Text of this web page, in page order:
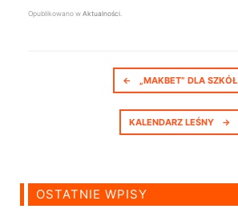
Opublikowano w Aktualności
Nawigacja postów
← „MAKBET” DLA SZKÓŁ
KALENDARZ LEŚNY →
OSTATNIE WPISY